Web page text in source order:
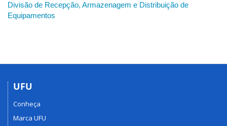
Divisão de Recepção, Armazenagem e Distribuição de
Equipamentos
UFU
Conheça
Marca UFU